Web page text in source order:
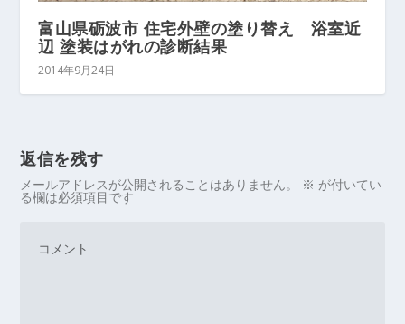
富山県砺波市 住宅外壁の塗り替え 浴室近
辺 塗装はがれの診断結果
2014年9月24日
返信を残す
メールアドレスが公開されることはありません。 ※ が付いてい
る欄は必須項目です